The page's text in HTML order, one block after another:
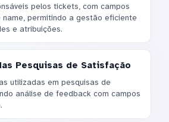
pelos tickets, com campos
name, permitindo a gestão eficiente
e atribuições.
Pesquisas de Satisfação
utilizadas em pesquisas de
análise de feedback com campos